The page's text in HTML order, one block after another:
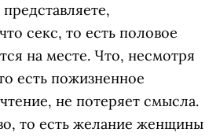
секс, то есть половое
на месте. Что, несмотря
есть пожизненное
не потеряет смысла.
то есть желание женщины